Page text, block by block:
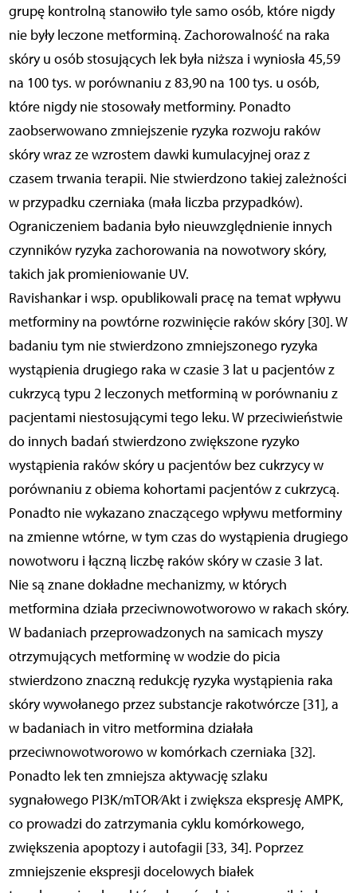
grupę kontrolną stanowiło tyle samo osób, które nigdy
nie były leczone metforminą. Zachorowalność na raka
skóry u osób stosujących lek była niższa i wyniosła 45,59
na 100 tys. w porównaniu z 83,90 na 100 tys. u osób,
które nigdy nie stosowały metforminy. Ponadto
zaobserwowano zmniejszenie ryzyka rozwoju raków
skóry wraz ze wzrostem dawki kumulacyjnej oraz z
czasem trwania terapii. Nie stwierdzono takiej zależności
w przypadku czerniaka (mała liczba przypadków).
Ograniczeniem badania było nieuwzględnienie innych
czynników ryzyka zachorowania na nowotwory skóry,
takich jak promieniowanie UV.
Ravishankar i wsp. opublikowali pracę na temat wpływu
metforminy na powtórne rozwinięcie raków skóry [30]. W
badaniu tym nie stwierdzono zmniejszonego ryzyka
wystąpienia drugiego raka w czasie 3 lat u pacjentów z
cukrzycą typu 2 leczonych metforminą w porównaniu z
pacjentami niestosującymi tego leku. W przeciwieństwie
do innych badań stwierdzono zwiększone ryzyko
wystąpienia raków skóry u pacjentów bez cukrzycy w
porównaniu z obiema kohortami pacjentów z cukrzycą.
Ponadto nie wykazano znaczącego wpływu metforminy
na zmienne wtórne, w tym czas do wystąpienia drugiego
nowotworu i łączną liczbę raków skóry w czasie 3 lat.
Nie są znane dokładne mechanizmy, w których
metformina działa przeciwnowotworowo w rakach skóry.
W badaniach przeprowadzonych na samicach myszy
otrzymujących metforminę w wodzie do picia
stwierdzono znaczną redukcję ryzyka wystąpienia raka
skóry wywołanego przez substancje rakotwórcze [31], a
w badaniach in vitro metformina działała
przeciwnowotworowo w komórkach czerniaka [32].
Ponadto lek ten zmniejsza aktywację szlaku
sygnałowego PI3K/mTOR⁄Akt i zwiększa ekspresję AMPK,
co prowadzi do zatrzymania cyklu komórkowego,
zwiększenia apoptozy i autofagii [33, 34]. Poprzez
zmniejszenie ekspresji docelowych białek